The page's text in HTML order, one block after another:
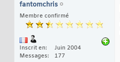
fantomchris
Membre confirmé
Inscrit en
Juin 2004
Messages
177